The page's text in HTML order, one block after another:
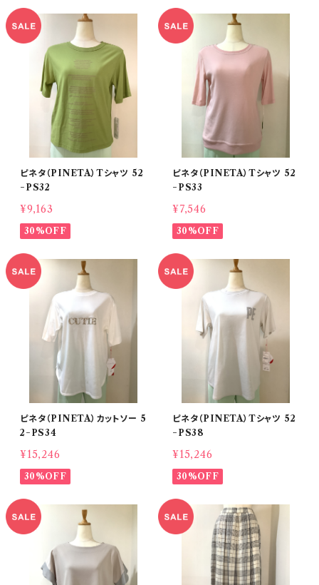
ピネタ（PINETA）Tシャツ 52
−PS32
¥9,163
30%OFF
ピネタ（PINETA）Tシャツ 52
−PS33
¥7,546
30%OFF
ピネタ（PINETA）カットソー 5
2−PS34
¥15,246
30%OFF
ピネタ（PINETA）Tシャツ 52
−PS38
¥15,246
30%OFF